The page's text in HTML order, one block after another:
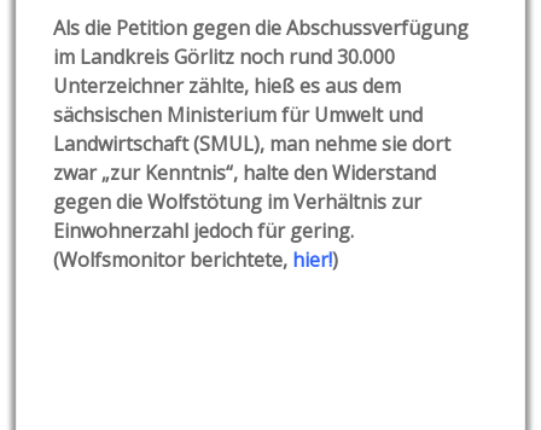
Als die Petition gegen die Abschussverfügung
im Landkreis Görlitz noch rund 30.000
Unterzeichner zählte, hieß es aus dem
sächsischen Ministerium für Umwelt und
Landwirtschaft (SMUL), man nehme sie dort
zwar „zur Kenntnis“, halte den Widerstand
gegen die Wolfstötung im Verhältnis zur
Einwohnerzahl jedoch für gering.
(Wolfsmonitor berichtete, hier!)